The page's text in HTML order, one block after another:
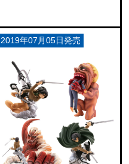
2019年07月05日発売